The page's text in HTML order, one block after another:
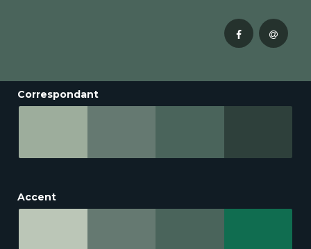
Correspondant
Accent